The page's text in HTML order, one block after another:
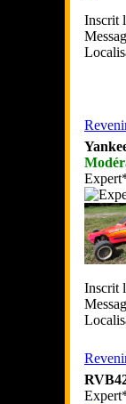
Inscrit
Inscrit